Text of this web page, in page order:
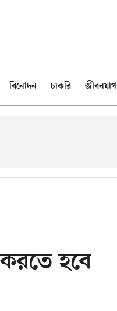
বিনোদন চাকরি
হবে